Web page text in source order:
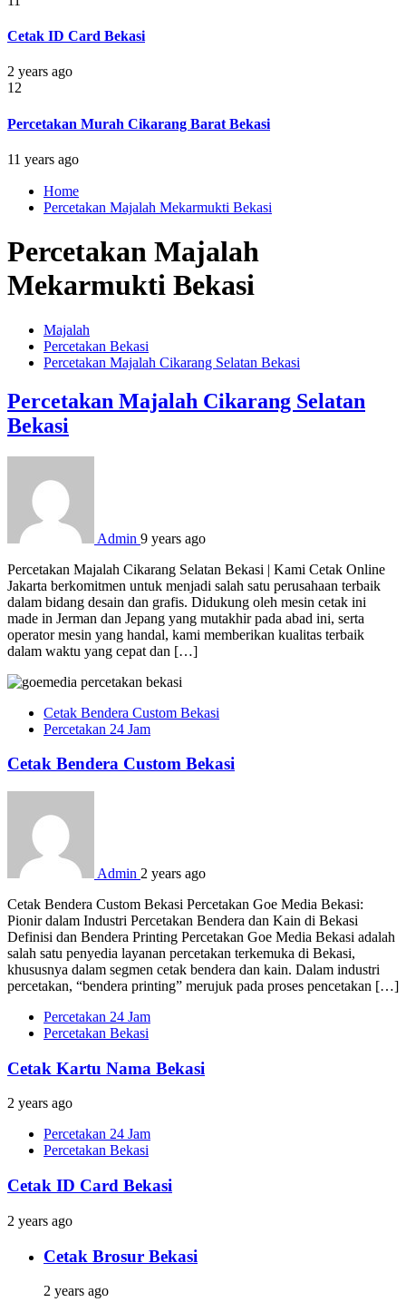
Cetak ID Card Bekasi
2 years ago
12
Percetakan Murah Cikarang Barat Bekasi
11 years ago
Home
Percetakan Majalah Mekarmukti Bekasi
Percetakan Majalah
Mekarmukti Bekasi
Majalah
Percetakan Bekasi
Percetakan Majalah Cikarang Selatan Bekasi
Percetakan Majalah Cikarang Selatan
Bekasi
Admin 9 years ago
Percetakan Majalah Cikarang Selatan Bekasi | Kami Cetak Online
Jakarta berkomitmen untuk menjadi salah satu perusahaan terbaik
dalam bidang desain dan grafis. Didukung oleh mesin cetak ini
made in Jerman dan Jepang yang mutakhir pada abad ini, serta
operator mesin yang handal, kami memberikan kualitas terbaik
dalam waktu yang cepat dan […]
Cetak Bendera Custom Bekasi
Percetakan 24 Jam
Cetak Bendera Custom Bekasi
Admin 2 years ago
Cetak Bendera Custom Bekasi Percetakan Goe Media Bekasi:
Pionir dalam Industri Percetakan Bendera dan Kain di Bekasi
Definisi dan Bendera Printing Percetakan Goe Media Bekasi adalah
salah satu penyedia layanan percetakan terkemuka di Bekasi,
khususnya dalam segmen cetak bendera dan kain. Dalam industri
percetakan, “bendera printing” merujuk pada proses pencetakan […]
Percetakan 24 Jam
Percetakan Bekasi
Cetak Kartu Nama Bekasi
2 years ago
Percetakan 24 Jam
Percetakan Bekasi
Cetak ID Card Bekasi
2 years ago
Cetak Brosur Bekasi
2 years ago